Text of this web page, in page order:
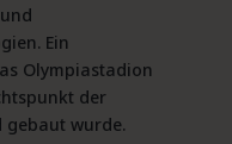
Ein
Olympiastadion
der
wurde.